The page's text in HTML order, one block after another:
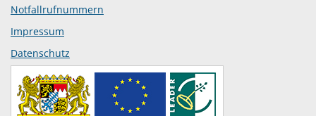
Notfallrufnummern
Impressum
Datenschutz